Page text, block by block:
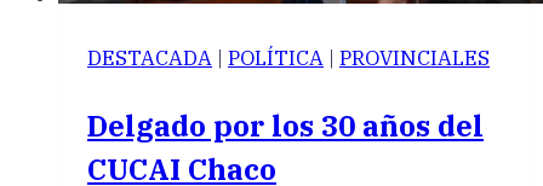
DESTACADA | POLÍTICA | PROVINCIALES
Delgado por los 30 años del
CUCAI Chaco